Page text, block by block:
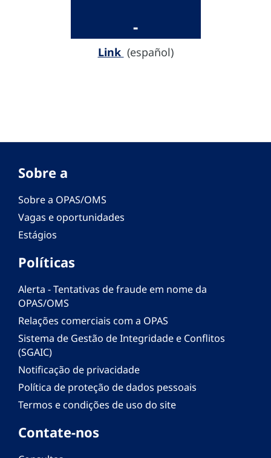
-
Link (español)
Sobre a
Sobre a OPAS/OMS
Vagas e oportunidades
Estágios
Políticas
Alerta - Tentativas de fraude em nome da
OPAS/OMS
Relações comerciais com a OPAS
Sistema de Gestão de Integridade e Conflitos
(SGAIC)
Notificação de privacidade
Política de proteção de dados pessoais
Termos e condições de uso do site
Contate-nos